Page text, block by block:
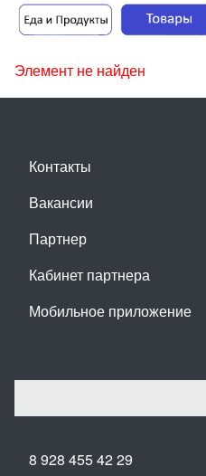
Элемент не найден
Контакты
Вакансии
Партнер
Кабинет партнера
Мобильное приложение
8 928 455 42 29